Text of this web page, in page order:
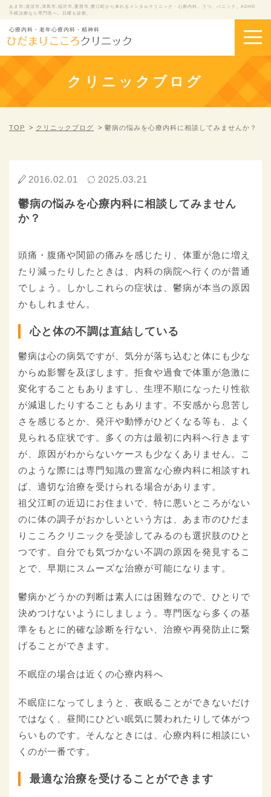
あま市,清須市,津島市,稲沢市,愛西市,蟹江町から来れるメンタルクリニック・心療内科。うつ、パニック、ADHD、
不眠治療なら専門医へ。日曜も診察。
心療内科・老年心療内科・精神科
クリニックブログ
TOP クリニックブログ 鬱病の悩みを心療内科に相談してみませんか？
2016.02.01 2025.03.21
鬱病の悩みを心療内科に相談してみません
か？
頭痛・腹痛や関節の痛みを感じたり、体重が急に増え
たり減ったりしたときは、内科の病院へ行くのが普通
でしょう。しかしこれらの症状は、鬱病が本当の原因
かもしれません。
心と体の不調は直結している
鬱病は心の病気ですが、気分が落ち込むと体にも少な
からぬ影響を及ぼします。拒食や過食で体重が急激に
変化することもありますし、生理不順になったり性欲
が減退したりすることもあります。不安感から息苦し
さを感じるとか、発汗や動悸がひどくなる等も、よく
見られる症状です。多くの方は最初に内科へ行きます
が、原因がわからないケースも少なくありません。こ
のような際には専門知識の豊富な心療内科に相談すれ
ば、適切な治療を受けられる場合があります。
祖父江町の近辺にお住まいで、特に悪いところがない
のに体の調子がおかしいという方は、あま市のひだま
りこころクリニックを受診してみるのも選択肢のひと
つです。自分でも気づかない不調の原因を発見するこ
とで、早期にスムーズな治療が可能になります。
鬱病かどうかの判断は素人には困難なので、ひとりで
決めつけないようにしましょう。専門医なら多くの基
準をもとに的確な診断を行ない、治療や再発防止に繋
げることができます。
不眠症の場合は近くの心療内科へ
不眠症になってしまうと、夜眠ることができないだけ
ではなく、昼間にひどい眠気に襲われたりして体がつ
らいものです。そんなときには、心療内科に相談にい
くのが一番です。
最適な治療を受けることができます